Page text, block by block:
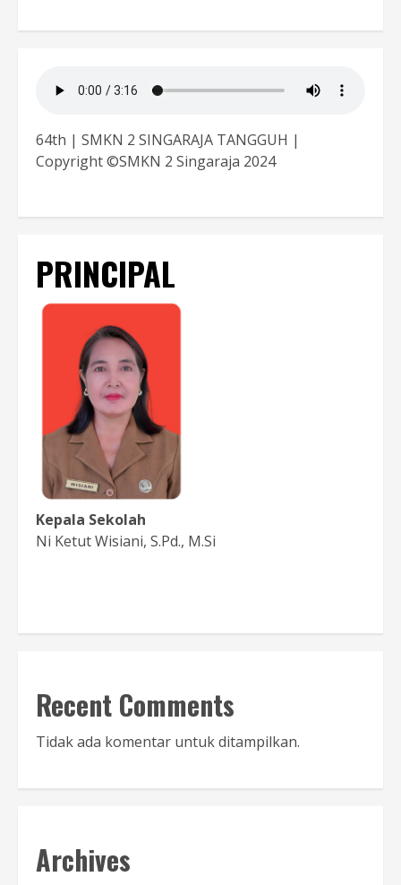
64th | SMKN 2 SINGARAJA TANGGUH |
Copyright ©SMKN 2 Singaraja 2024
PRINCIPAL
Kepala Sekolah
Ni Ketut Wisiani, S.Pd., M.Si
Recent Comments
Tidak ada komentar untuk ditampilkan.
Archives